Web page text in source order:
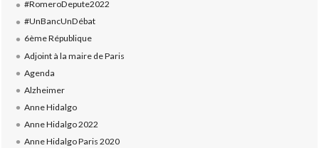
#RomeroDepute2022
#UnBancUnDébat
6ème République
Adjoint à la maire de Paris
Agenda
Alzheimer
Anne Hidalgo
Anne Hidalgo 2022
Anne Hidalgo Paris 2020